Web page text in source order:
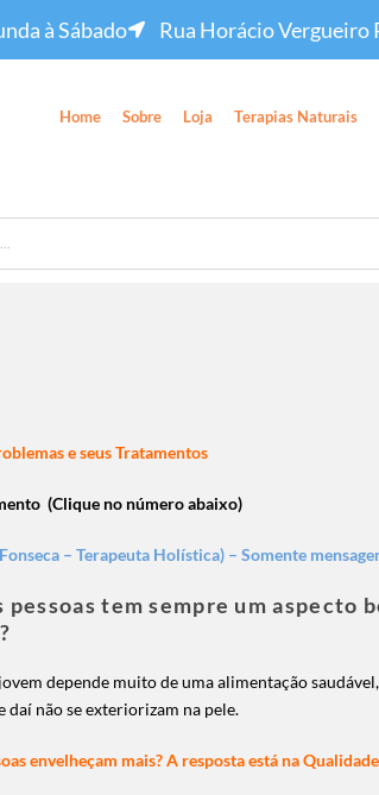
à Sábado Rua Horácio Vergueiro
Home Sobre Loja Terapias Naturais
e seus Tratamentos
(Clique no número abaixo)
– Terapeuta Holística) – Somente
pessoas tem sempre um aspecto
depende muito de uma alimentação
daí não se exteriorizam na pele.
envelheçam mais? A resposta está na